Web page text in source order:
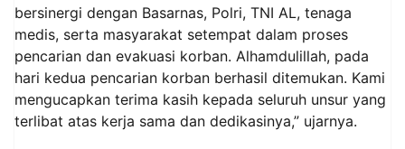
bersinergi dengan Basarnas, Polri, TNI AL, tenaga
medis, serta masyarakat setempat dalam proses
pencarian dan evakuasi korban. Alhamdulillah, pada
hari kedua pencarian korban berhasil ditemukan. Kami
mengucapkan terima kasih kepada seluruh unsur yang
terlibat atas kerja sama dan dedikasinya,” ujarnya.